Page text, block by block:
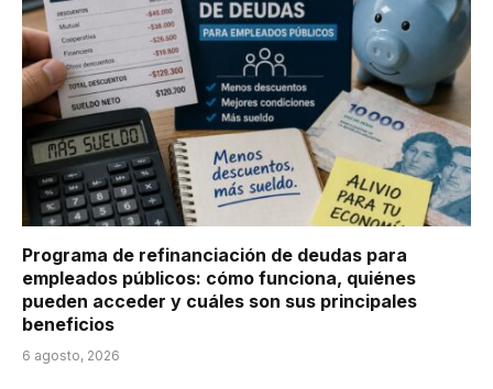
Programa de refinanciación de deudas para
empleados públicos: cómo funciona, quiénes
pueden acceder y cuáles son sus principales
beneficios
6 agosto, 2026